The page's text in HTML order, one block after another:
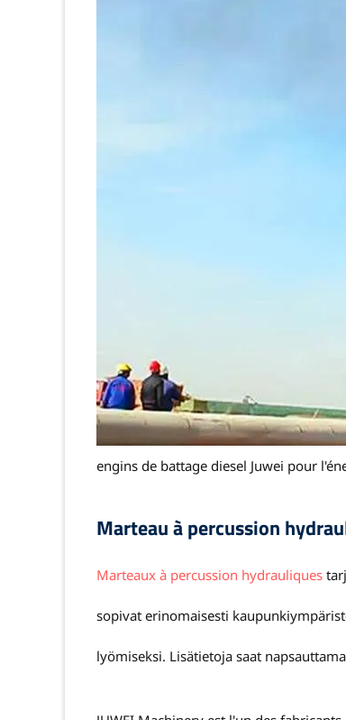
engins de battage diesel Juwei pour
Marteau à percussion
Marteaux à percussion hydrauliques
sopivat erinomaisesti
lyömiseksi. Lisätietoja saat